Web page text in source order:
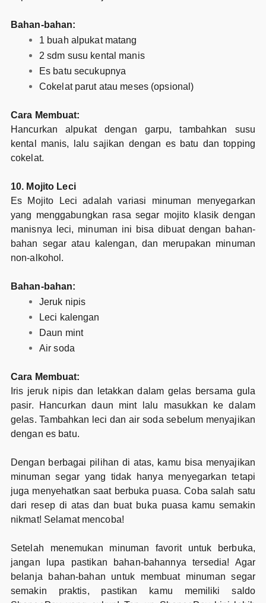
Bahan-bahan:
1 buah alpukat matang
2 sdm susu kental manis
Es batu secukupnya
Cokelat parut atau meses (opsional)
Cara Membuat:
Hancurkan alpukat dengan garpu, tambahkan susu
kental manis, lalu sajikan dengan es batu dan topping
cokelat.
10. Mojito Leci
Es Mojito Leci adalah variasi minuman menyegarkan
yang menggabungkan rasa segar mojito klasik dengan
manisnya leci, minuman ini bisa dibuat dengan bahan-
bahan segar atau kalengan, dan merupakan minuman
non-alkohol.
Bahan-bahan:
Jeruk nipis
Leci kalengan
Daun mint
Air soda
Cara Membuat:
Iris jeruk nipis dan letakkan dalam gelas bersama gula
pasir. Hancurkan daun mint lalu masukkan ke dalam
gelas. Tambahkan leci dan air soda sebelum menyajikan
dengan es batu.
Dengan berbagai pilihan di atas, kamu bisa menyajikan
minuman segar yang tidak hanya menyegarkan tetapi
juga menyehatkan saat berbuka puasa. Coba salah satu
dari resep di atas dan buat buka puasa kamu semakin
nikmat! Selamat mencoba!
Setelah menemukan minuman favorit untuk berbuka,
jangan lupa pastikan bahan-bahannya tersedia! Agar
belanja bahan-bahan untuk membuat minuman segar
semakin praktis, pastikan kamu memiliki saldo